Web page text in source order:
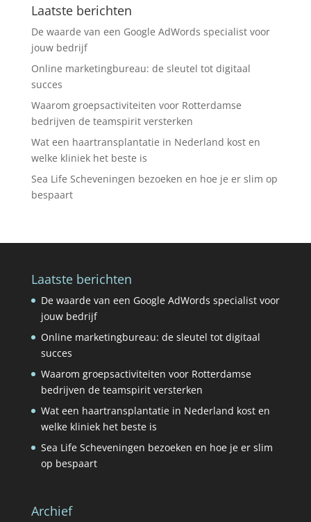
Laatste berichten
De waarde van een Google AdWords specialist voor
jouw bedrijf
Online marketingbureau: de sleutel tot digitaal
succes
Waarom groepsactiviteiten voor Rotterdamse
bedrijven de teamspirit versterken
Wat een haartransplantatie in Nederland kost en
welke kliniek het beste is
Sea Life Scheveningen bezoeken en hoe je er slim op
bespaart
Laatste berichten
De waarde van een Google AdWords specialist voor
jouw bedrijf
Online marketingbureau: de sleutel tot digitaal
succes
Waarom groepsactiviteiten voor Rotterdamse
bedrijven de teamspirit versterken
Wat een haartransplantatie in Nederland kost en
welke kliniek het beste is
Sea Life Scheveningen bezoeken en hoe je er slim
op bespaart
Archief